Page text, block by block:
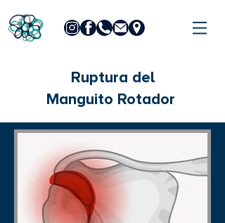
Ruptura del
Manguito Rotador